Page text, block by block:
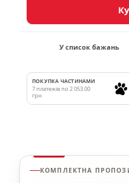
У список бажань
ПОКУПКА ЧАСТИНАМИ
7 платежів по 2 053.00
грн
КОМПЛЕКТНА